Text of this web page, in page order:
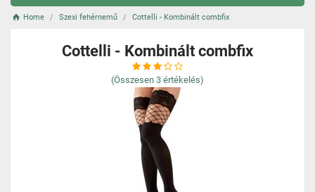
Home Szexi fehérnemű Cottelli - Kombinált combfix
Cottelli - Kombinált combfix
(Összesen 3 értékelés)